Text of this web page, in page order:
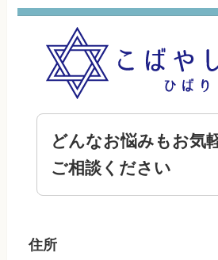
どんなお悩みもお気
ご相談ください
住所